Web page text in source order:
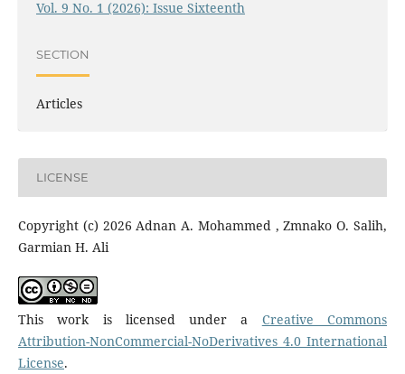
Vol. 9 No. 1 (2026): Issue Sixteenth
SECTION
Articles
LICENSE
Copyright (c) 2026 Adnan A. Mohammed , Zmnako O. Salih,
Garmian H. Ali
This work is licensed under a Creative Commons
Attribution-NonCommercial-NoDerivatives 4.0 International
License.